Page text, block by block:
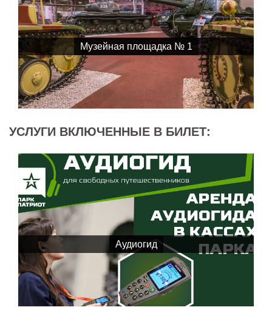
Музейная площадка № 1
УСЛУГИ ВКЛЮЧЕННЫЕ В БИЛЕТ:
Аудиогид